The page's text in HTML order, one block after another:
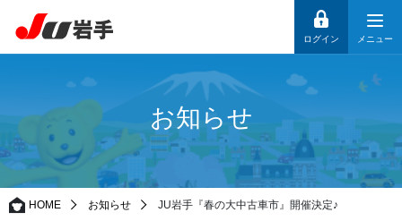
ログイン メニュー
お知らせ
HOME お知らせ JU岩手『春の大中古車市』開催決定♪